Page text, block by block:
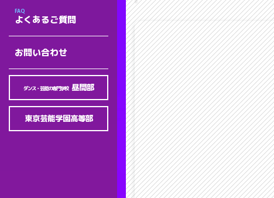
FAQ
よくあるご質問
お問い合わせ
ダンス・芸能の専門学校 昼間部
東京芸能学園高等部